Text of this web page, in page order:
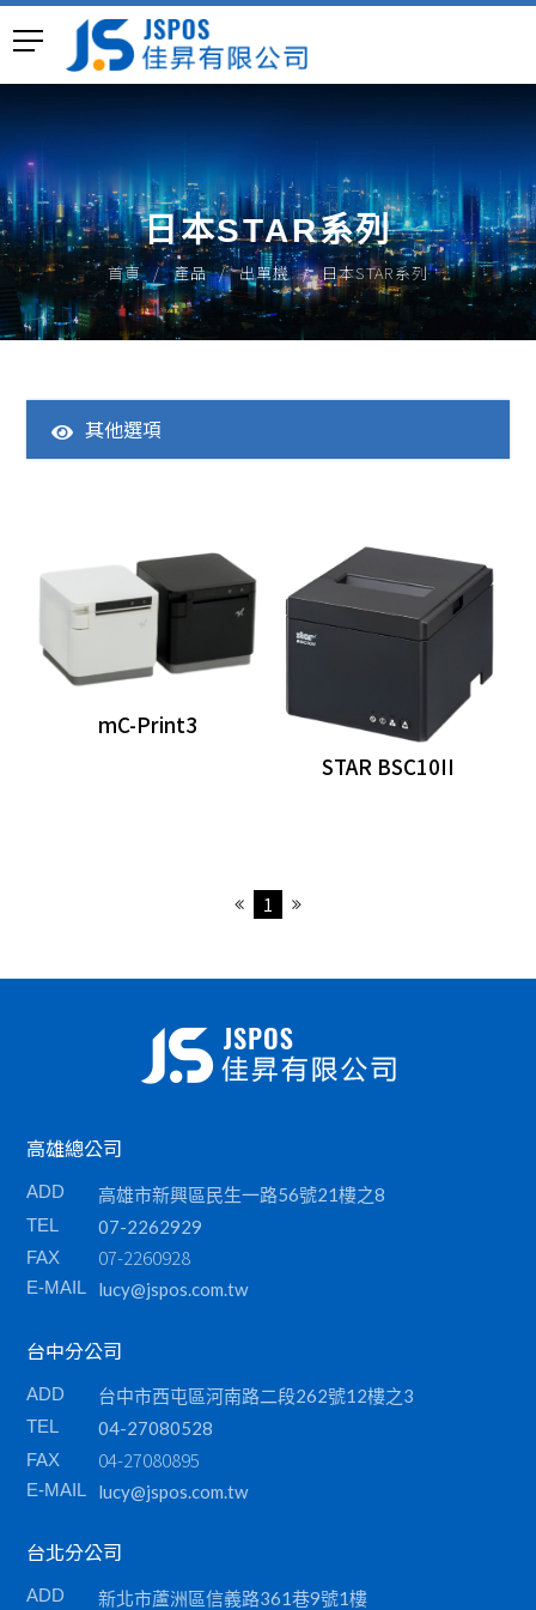
日本STAR系列
首頁 產品 出單機 日本STAR系列
其他選項
全部產品
分離式POS主機
自助點餐機
客顯/觸控螢幕
BIRCH系列
HPRT系列
收銀錢櫃
掃描器
刷卡槽/可程式鍵盤
mC-Print3
STAR BSC10II
1
高雄總公司
ADD 高雄市新興區民生一路56號21樓之8
TEL 07-2262929
FAX 07-2260928
E-MAIL lucy@jspos.com.tw
台中分公司
ADD 台中市西屯區河南路二段262號12樓之3
TEL 04-27080528
FAX 04-27080895
E-MAIL lucy@jspos.com.tw
台北分公司
ADD 新北市蘆洲區信義路361巷9號1樓